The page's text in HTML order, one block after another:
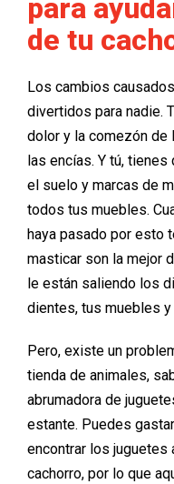
para
de tu
Los cambios
divertidos para nadie.
dolor y la comezón
las encías. Y tú,
el suelo y marcas de
todos tus muebles.
haya pasado por esto
masticar son la mejor
le están saliendo los
dientes, tus muebles y
Pero, existe un
tienda de animales,
abrumadora de
estante. Puedes
encontrar los juguetes
cachorro, por lo que